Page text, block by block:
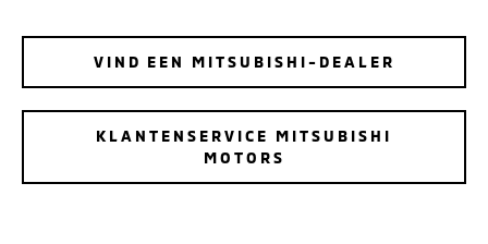
VIND EEN MITSUBISHI-DEALER
KLANTENSERVICE MITSUBISHI
MOTORS